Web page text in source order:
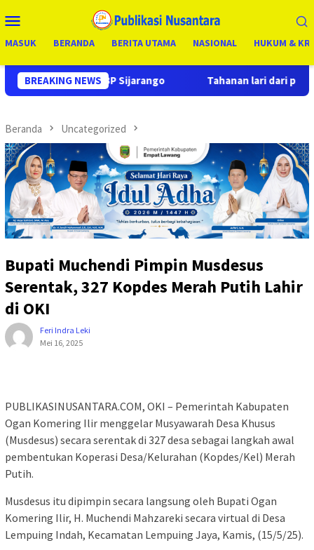
ke
Mobile
MASUK BERANDA BERITA UTAMA NASIONAL HUKUM &
BREAKING NEWSTahanan lari dari penjara kembali di tangkap
Beranda Uncategorized
Bupati Muchendi Pimpin Musdesus
Serentak, 327 Kopdes Merah Putih Lahir
di OKI
Feri Indra Leki
Mei 16, 2025
PUBLIKASINUSANTARA.COM, OKI – Pemerintah Kabupaten
Ogan Komering Ilir menggelar Musyawarah Desa Khusus
(Musdesus) secara serentak di 327 desa sebagai langkah awal
pembentukan Koperasi Desa/Kelurahan (Kopdes/Kel) Merah
Putih.
Musdesus itu dipimpin secara langsung oleh Bupati Ogan
Komering Ilir, H. Muchendi Mahzareki secara virtual di Desa
Lempuing Indah, Kecamatan Lempuing Jaya, Kamis, (15/5/25).